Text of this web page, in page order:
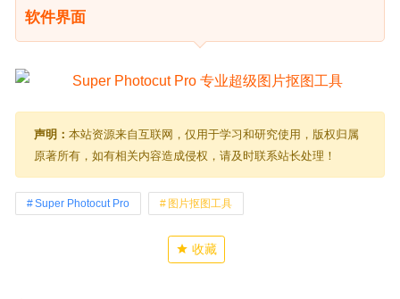
软件界面
声明： 本站资源来自互联网，仅用于学习和研究使用，版权归属
原著所有，如有相关内容造成侵权，请及时联系站长处理！
Super Photocut Pro 图片抠图工具
收藏